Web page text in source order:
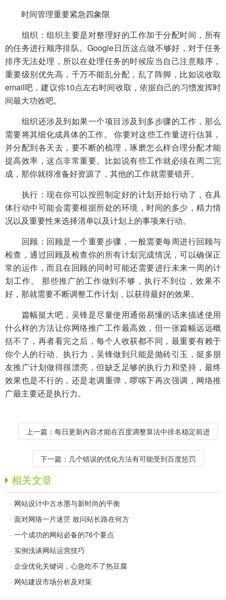
时间管理重要紧急四象限
组织：组织主要是对整理好的工作加于分配时间，所有
的任务进行顺序排队。Google日历这点做不够好，对于任务
排序无法处理，所以在处理任务的时候应当自己注意顺序，
重要级别优先高，千万不能乱分配，乱了阵脚，比如说收取
email吧，建议你10点左右时间收取，依据自己的习惯发挥时
间最大功效吧。
组织还涉及到如果一个项目涉及到多步骤的工作，那么
需要将其细化成具体的工作。 你要对这些工作量进行估算，
并分配到各天去，要不断的梳理，琢磨怎么样合理分配才能
提高效率，这点非常重要。比如说有些工作就必须在周二完
成，那你就得准备好资源了，其他的工作就需要错开。
执行：现在你可以按照制定好的计划开始行动了，在具
体行动中可能会需要根据所处的环境，时间的多少，精力情
况以及重要性来选择清单以及计划上的事项来行动。
回顾：回顾是一个重要步骤，一般需要每周进行回顾与
检查，通过回顾及检查你的所有计划完成情况，可以确保正
常的运作，而且在回顾的同时可能还需要进行未来一周的计
划工作。 那些推广的工作做到不够，执行不到位，效果不
好，那就需要不断调整工作计划，以获得最好的效果。
篇幅挺大吧，吴锋是尽量使用通俗易懂的话来描述使用
什么样的方法让你网络推广工作最高效，但一张篇幅远远概
括不了，再者看完之后，每个人收获都不同，最重要有赖于
你个人的行动、执行力，吴锋做到只能是抛砖引玉，挺多朋
友推广计划做得很漂亮，但缺乏足够的执行力和坚持，最终
效果也是不行的，还是老调重弹，啰嗦下再次强调，网络推
广最主要还是执行力。
上一篇： 每日更新内容才能在百度调整算法中排名稳定前进
下一篇： 几个错误的优化方法有可能受到百度惩罚
相关文章
· 网站设计中古水墨与新时尚的平衡
· 面对网络一片迷茫 敢问站长路在何方
· 一个成功的网站必备的76个要点
· 实例浅谈网站运营技巧
· 企业优化关键词，心急吃不了热豆腐
· 网站建设市场分析及对策